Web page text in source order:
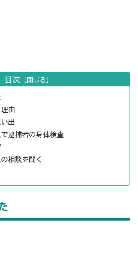
目次
由
出
逮捕者の身体検査
相談を聞く